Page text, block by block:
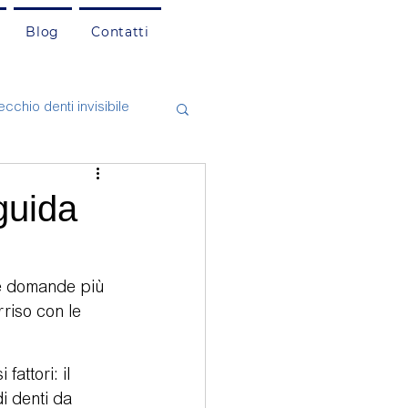
Blog Contatti
denti invisibile
Cefalea
dentale
domande più
con le
fattori: il
denti da